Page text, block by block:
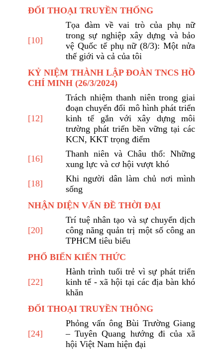
ĐỐI THOẠI TRUYỀN THỐNG
[10]
Tọa đàm về vai trò của phụ nữ
trong sự nghiệp xây dựng và bảo
vệ Quốc tế phụ nữ (8/3): Một nửa
thế giới và cả của tôi
KỶ NIỆM THÀNH LẬP ĐOÀN TNCS HỒ
CHÍ MINH (26/3/2024)
[12]
Trách nhiệm thanh niên trong giai
đoạn chuyển đổi mô hình phát triển
kinh tế gắn với xây dựng môi
trường phát triển bền vững tại các
KCN, KKT trọng điểm
[16]
Thanh niên và Châu thổ: Những
xung lực và cơ hội vượt khó
[18]
Khi người dân làm chủ nơi mình
sống
NHẬN DIỆN VẤN ĐỀ THỜI ĐẠI
[20]
Trí tuệ nhân tạo và sự chuyển dịch
công năng quản trị một số công an
TPHCM tiêu biểu
PHỔ BIẾN KIẾN THỨC
[22]
Hành trình tuổi trẻ vì sự phát triển
kinh tế - xã hội tại các địa bàn khó
khăn
ĐỐI THOẠI TRUYỀN THÔNG
[24]
Phỏng vấn ông Bùi Trường Giang
– Tuyên Quang hướng đi của xã
hội Việt Nam hiện đại